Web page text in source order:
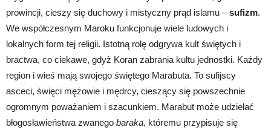
prowincji, cieszy się duchowy i mistyczny prąd islamu –sufizm.
We współczesnym Maroku funkcjonuje wiele ludowych i
lokalnych form tej religii. Istotną rolę odgrywa kult świętych i
bractwa, co ciekawe, gdyż Koran zabrania kultu jednostki. Każdy
region i wieś mają swojego świętego Marabuta. To sufijscy
asceci, święci mężowie i mędrcy, cieszący się powszechnie
ogromnym poważaniem i szacunkiem. Marabut może udzielać
błogosławieństwa zwanego baraka, któremu przypisuje się